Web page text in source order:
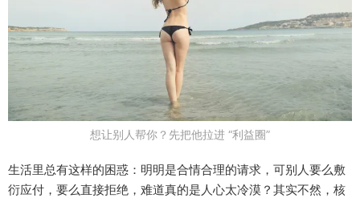
想让别人帮你？先把他拉进 “利益圈”
生活里总有这样的困惑：明明是合情合理的请求，可别人要么敷
衍应付，要么直接拒绝，难道真的是人心太冷漠？其实不然，核